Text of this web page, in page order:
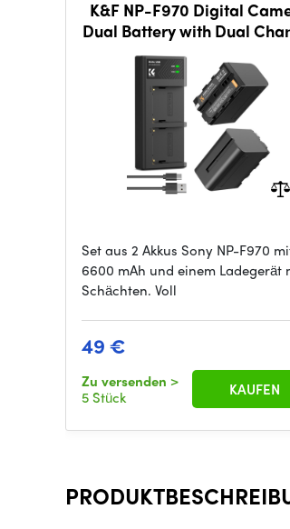
K&F NP-F970 Digital
Dual Battery with Dual
Charger, Two batteries +
charger + Type C
Set aus 2 Akkus Sony NP-F970
6600 mAh und einem Ladegerät
Schächten. Voll
49 €
Zu versenden >
5 Stück
KAUFEN